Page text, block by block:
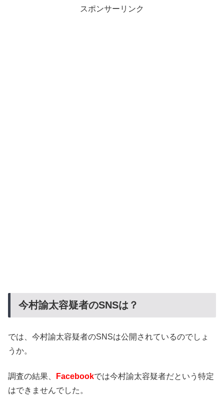
スポンサーリンク
今村諭太容疑者のSNSは？
では、今村諭太容疑者のSNSは公開されているのでしょ
うか。
調査の結果、 Facebookでは今村諭太容疑者だという特定
はできませんでした。